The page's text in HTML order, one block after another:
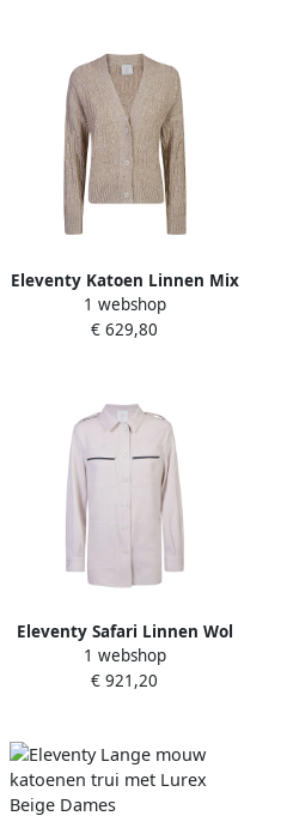
Eleventy Katoen Linnen Mix
Metallic Vest Beige Dames
1 webshop
€ 629,80
Eleventy Safari Linnen Wol
Zijde Jas Beige Dames
1 webshop
€ 921,20